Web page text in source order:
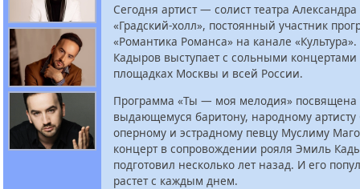
Сегодня артист — солист театра Александра
«Градский-холл», постоянный участник
«Романтика Романса» на канале
Кадыров выступает с сольными
площадках Москвы и всей России.
Программа «Ты — моя мелодия» посвящена
выдающемуся баритону, народному артисту
оперному и эстрадному певцу Муслиму
концерт в сопровождении рояля Эмиль
подготовил несколько лет назад. И его
растет с каждым днем.